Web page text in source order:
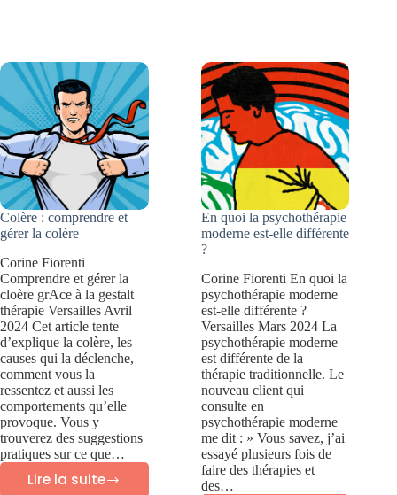
:
Martin
–
Prendre
confiance
Julie
–
Anxiété
sévère
Colère : comprendre et
gérer la colère
Corine Fiorenti
Comprendre et gérer la
cloère grAce à la gestalt
thérapie Versailles Avril
2024 Cet article tente
d’explique la colère, les
causes qui la déclenche,
comment vous la
ressentez et aussi les
comportements qu’elle
provoque. Vous y
trouverez des suggestions
pratiques sur ce que…
Lire la suite
En quoi la psychothérapie
moderne est-elle différente
?
Corine Fiorenti En quoi la
psychothérapie moderne
est-elle différente ?
Versailles Mars 2024 La
psychothérapie moderne
est différente de la
thérapie traditionnelle. Le
nouveau client qui
consulte en
psychothérapie moderne
me dit : » Vous savez, j’ai
essayé plusieurs fois de
faire des thérapies et
des…